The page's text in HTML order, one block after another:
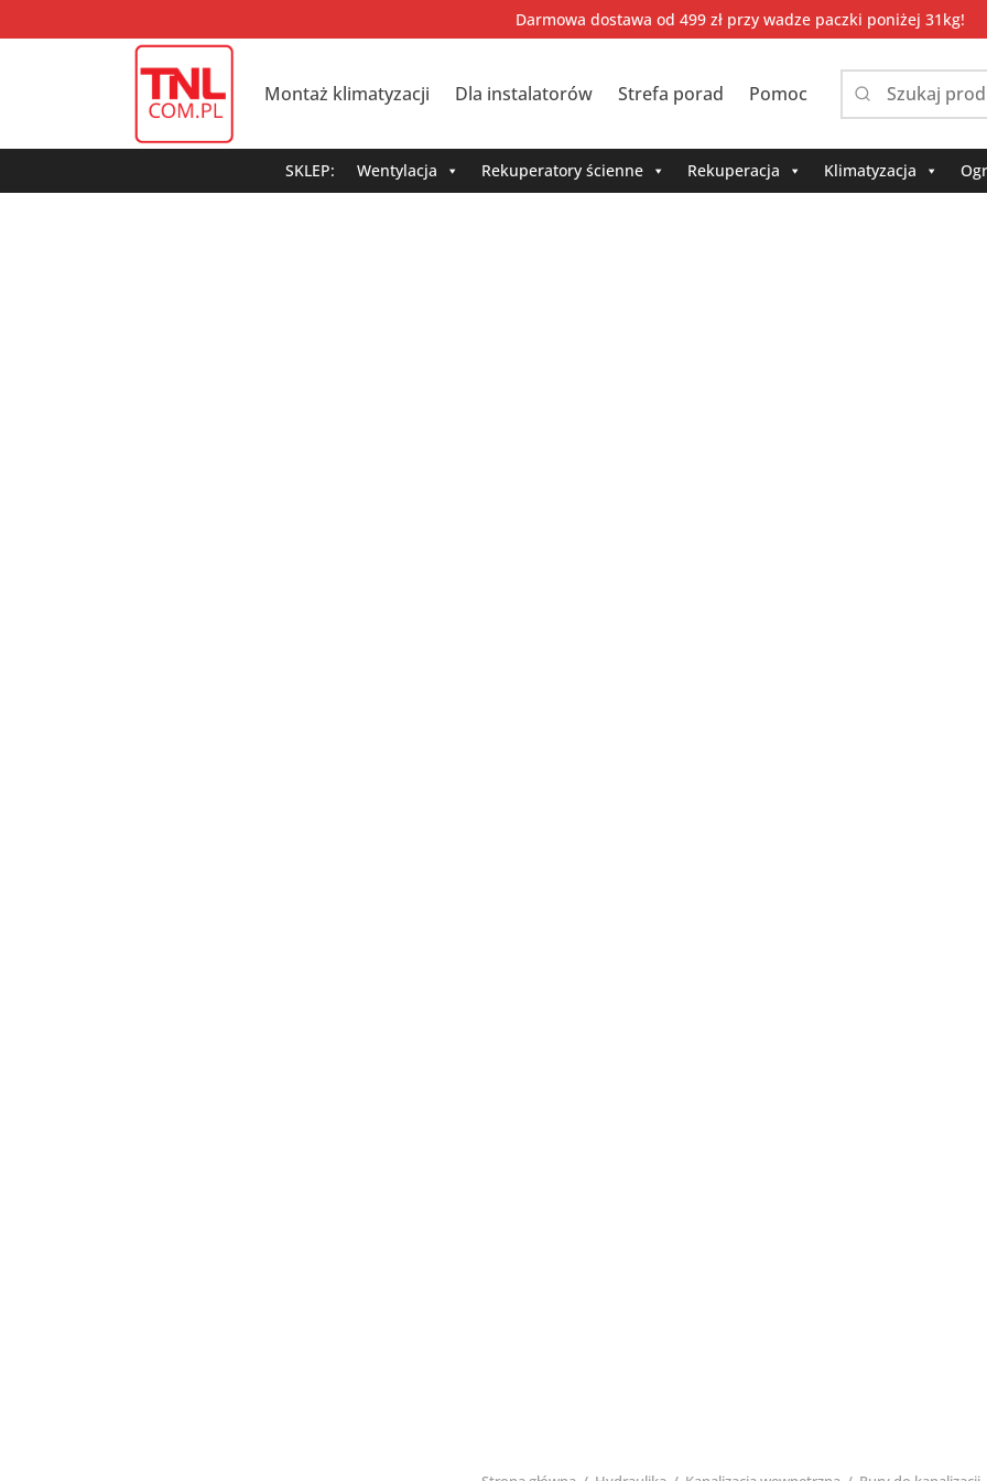
Darmowa dostawa od 499 zł przy wadze paczki poniżej 31kg!
Montaż klimatyzacji Dla instalatorów Strefa porad Pomoc
Narrow
category:
SKLEP: Wentylacja Rekuperatory ścienne Rekuperacja Klimatyzacja